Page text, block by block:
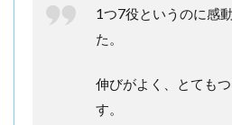
1つ7役というのに感
た。
伸びがよく、とても
す。